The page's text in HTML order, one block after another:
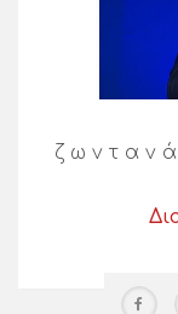
ζ ω ν τ α ν ά